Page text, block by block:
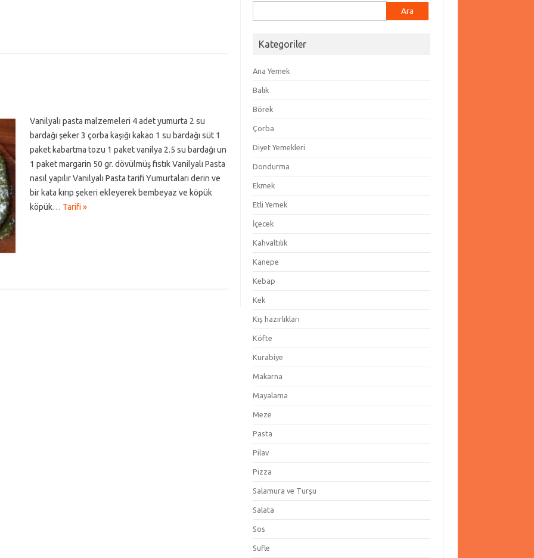
Vanilyalı pasta malzemeleri 4 adet yumurta 2 su
bardağı şeker 3 çorba kaşığı kakao 1 su bardağı süt 1
paket kabartma tozu 1 paket vanilya 2.5 su bardağı un
1 paket margarin 50 gr. dövülmüş fıstık Vanilyalı Pasta
nasıl yapılır Vanilyalı Pasta tarifi Yumurtaları derin ve
bir kata kırıp şekeri ekleyerek bembeyaz ve köpük
köpük… Tarifi »
Kategoriler
Ana Yemek
Balık
Börek
Çorba
Diyet Yemekleri
Dondurma
Ekmek
Etli Yemek
İçecek
Kahvaltılık
Kanepe
Kebap
Kek
Kış hazırlıkları
Köfte
Kurabiye
Makarna
Mayalama
Meze
Pasta
Pilav
Pizza
Salamura ve Turşu
Salata
Sos
Sufle